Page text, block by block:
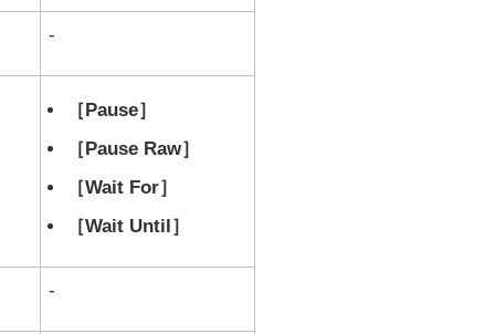
-
Pause
Pause Raw
Wait For
Wait Until
-